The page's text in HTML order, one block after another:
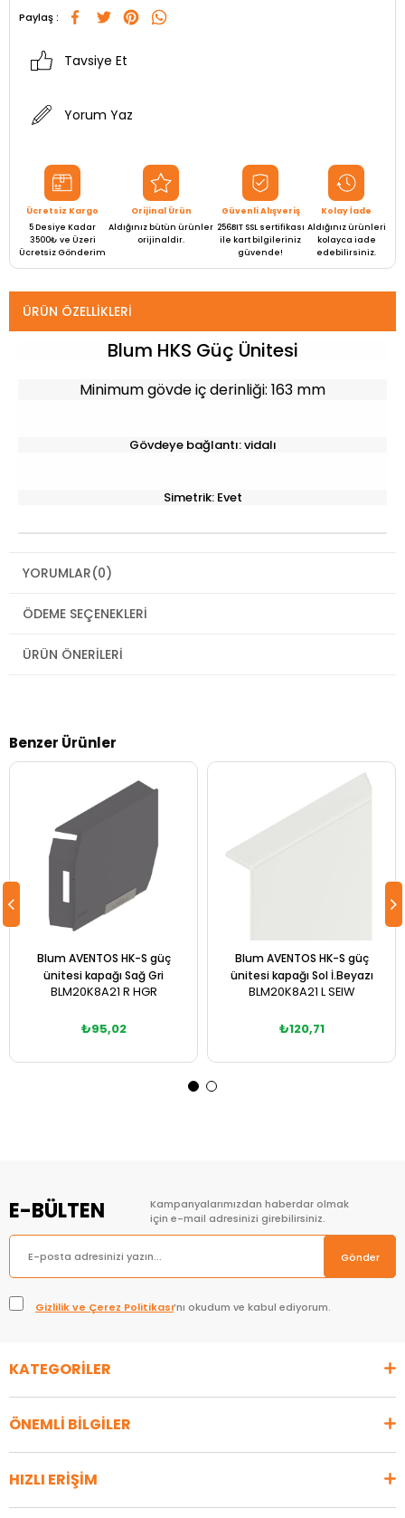
Paylaş :
Tavsiye Et
Yorum Yaz
Ücretsiz Kargo
5 Desiye Kadar
3500₺ ve Üzeri
Ücretsiz Gönderim
Orijinal Ürün
Aldığınız bütün ürünler
orijinaldir.
Güvenli Alışveriş
256BIT SSL sertifikası
ile kart bilgileriniz
güvende!
Kolay İade
Aldığınız ürünleri
kolayca iade
edebilirsiniz.
ÜRÜN ÖZELLIKLERI
Blum HKS Güç Ünitesi
Minimum gövde iç derinliği: 163 mm
Gövdeye bağlantı: vidalı
Simetrik: Evet
YORUMLAR(0)
ÖDEME SEÇENEKLERI
ÜRÜN ÖNERILERI
Benzer Ürünler
Blum AVENTOS HK-S güç
ünitesi kapağı Sağ Gri
BLM20K8A21 R HGR
₺95,02
Blum AVENTOS HK-S güç
ünitesi kapağı Sol İ.Beyazı
BLM20K8A21 L SEIW
₺120,71
E-BÜLTEN
Kampanyalarımızdan haberdar olmak
için e-mail adresinizi girebilirsiniz.
Gönder
Gizlilik ve Çerez Politikası’nı okudum ve kabul ediyorum.
KATEGORİLER
ÖNEMLİ BİLGİLER
HIZLI ERİŞİM